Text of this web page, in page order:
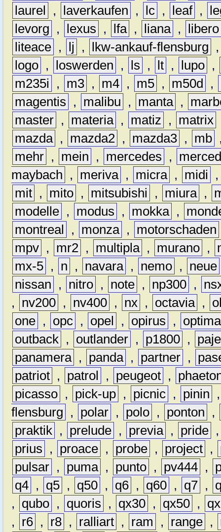
laurel
, laverkaufen , lc , leaf ,
levorg
, lexus , lfa , liana ,
libero
liteace , lj , lkw-ankauf-flensburg
logo , loswerden , ls , lt , lupo ,
m235i
, m3 , m4 , m5 , m50d ,
magentis
, malibu , manta ,
master , materia , matiz , matrix
mazda , mazda2 , mazda3 , mb
mehr , mein , mercedes ,
maybach
, meriva , micra , midi
mit , mito , mitsubishi , miura ,
modelle , modus , mokka ,
montreal
, monza , motorschaden
mpv , mr2 , multipla , murano ,
mx-5 , n , navara , nemo , neue
nissan
, nitro , note , np300 ,
,
nv200 , nv400 , nx , octavia ,
one , opc , opel , opirus ,
optima
outback , outlander , p1800 ,
panamera , panda , partner ,
patriot , patrol , peugeot ,
picasso , pick-up , picnic , pinin
flensburg
, polar , polo , ponton
,
praktik , prelude , previa , pride
prius
, proace , probe , project ,
pulsar , puma , punto , pv444 ,
q4 , q5 , q50 , q6 , q60 , q7 ,
,
qubo , quoris , qx30 , qx50 ,
,
r6 , r8 , ralliart , ram , range ,